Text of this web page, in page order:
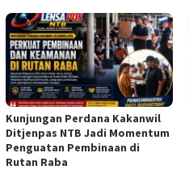
Kunjungan Perdana Kakanwil
Ditjenpas NTB Jadi Momentum
Penguatan Pembinaan di
Rutan Raba